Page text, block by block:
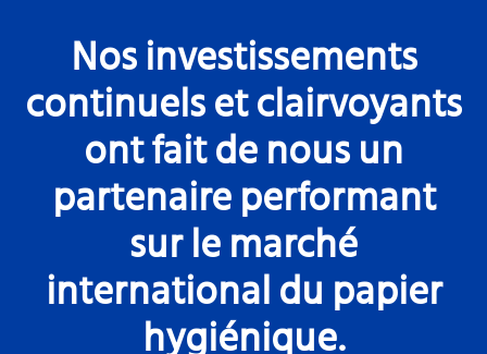
Nos investissements
continuels et clairvoyants
ont fait de nous un
partenaire performant
sur le marché
international du papier
hygiénique.